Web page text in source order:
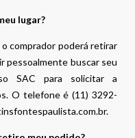
lugar?
comprador poderá retirar
pessoalmente buscar seu
SAC para solicitar a
O telefone é (11) 3292-